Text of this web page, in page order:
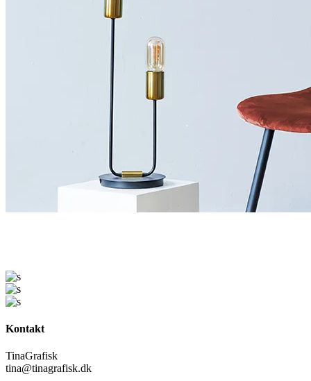
Kontakt
TinaGrafisk
tina@tinagrafisk.dk